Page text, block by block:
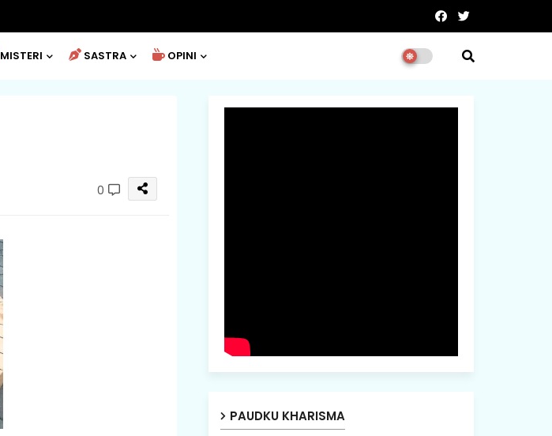
MISTERI SASTRA OPINI
0
PAUDKU KHARISMA